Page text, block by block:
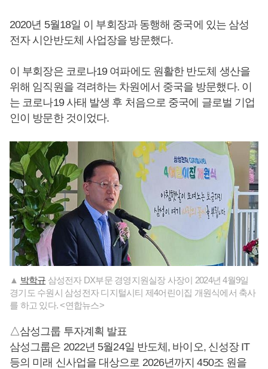
2020년 5월18일 이 부회장과 동행해 중국에 있는 삼성
전자 시안반도체 사업장을 방문했다.
이 부회장은 코로나19 여파에도 원활한 반도체 생산을
위해 임직원을 격려하는 차원에서 중국을 방문했다. 이
는 코로나19 사태 발생 후 처음으로 중국에 글로벌 기업
인이 방문한 것이었다.
▲ 박학규 삼성전자 DX부문 경영지원실장 사장이 2024년 4월9일
경기도 수원시 삼성전자 디지털시티 제4어린이집 개원식에서 축사
를 하고 있다. <연합뉴스>
△삼성그룹 투자계획 발표
삼성그룹은 2022년 5월24일 반도체, 바이오, 신성장 IT
등의 미래 신사업을 대상으로 2026년까지 450조 원을